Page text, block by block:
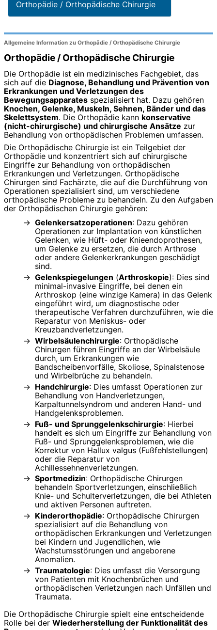
Orthopädie / Orthopädische Chirurgie
Allgemeine Information zu Orthopädie / Orthopädische Chirurgie
Orthopädie / Orthopädische Chirurgie
Die Orthopädie ist ein medizinisches Fachgebiet, das
sich auf die Diagnose, Behandlung und Prävention von
Erkrankungen und Verletzungen des
Bewegungsapparates spezialisiert hat. Dazu gehören
Knochen, Gelenke, Muskeln, Sehnen, Bänder und das
Skelettsystem. Die Orthopädie kann konservative
(nicht-chirurgische) und chirurgische Ansätze zur
Behandlung von orthopädischen Problemen umfassen.
Die Orthopädische Chirurgie ist ein Teilgebiet der
Orthopädie und konzentriert sich auf chirurgische
Eingriffe zur Behandlung von orthopädischen
Erkrankungen und Verletzungen. Orthopädische
Chirurgen sind Fachärzte, die auf die Durchführung von
Operationen spezialisiert sind, um verschiedene
orthopädische Probleme zu behandeln. Zu den Aufgaben
der Orthopädischen Chirurgie gehören:
Gelenkersatzoperationen: Dazu gehören
Operationen zur Implantation von künstlichen
Gelenken, wie Hüft- oder Knieendoprothesen,
um Gelenke zu ersetzen, die durch Arthrose
oder andere Gelenkerkrankungen geschädigt
sind.
Gelenkspiegelungen (Arthroskopie): Dies sind
minimal-invasive Eingriffe, bei denen ein
Arthroskop (eine winzige Kamera) in das Gelenk
eingeführt wird, um diagnostische oder
therapeutische Verfahren durchzuführen, wie die
Reparatur von Meniskus- oder
Kreuzbandverletzungen.
Wirbelsäulenchirurgie: Orthopädische
Chirurgen führen Eingriffe an der Wirbelsäule
durch, um Erkrankungen wie
Bandscheibenvorfälle, Skoliose, Spinalstenose
und Wirbelbrüche zu behandeln.
Handchirurgie: Dies umfasst Operationen zur
Behandlung von Handverletzungen,
Karpaltunnelsyndrom und anderen Hand- und
Handgelenksproblemen.
Fuß- und Sprunggelenkschirurgie: Hierbei
handelt es sich um Eingriffe zur Behandlung von
Fuß- und Sprunggelenksproblemen, wie die
Korrektur von Hallux valgus (Fußfehlstellungen)
oder die Reparatur von
Achillessehnenverletzungen.
Sportmedizin: Orthopädische Chirurgen
behandeln Sportverletzungen, einschließlich
Knie- und Schulterverletzungen, die bei Athleten
und aktiven Personen auftreten.
Kinderorthopädie: Orthopädische Chirurgen
spezialisiert auf die Behandlung von
orthopädischen Erkrankungen und Verletzungen
bei Kindern und Jugendlichen, wie
Wachstumsstörungen und angeborene
Anomalien.
Traumatologie: Dies umfasst die Versorgung
von Patienten mit Knochenbrüchen und
orthopädischen Verletzungen nach Unfällen und
Traumata.
Die Orthopädische Chirurgie spielt eine entscheidende
Rolle bei der Wiederherstellung der Funktionalität des